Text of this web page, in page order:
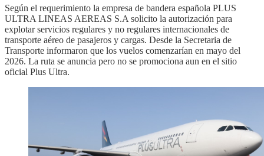
Según el requerimiento la empresa de bandera española PLUS
ULTRA LINEAS AEREAS S.A solicito la autorización para
explotar servicios regulares y no regulares internacionales de
transporte aéreo de pasajeros y cargas. Desde la Secretaria de
Transporte informaron que los vuelos comenzarían en mayo del
2026. La ruta se anuncia pero no se promociona aun en el sitio
oficial Plus Ultra.